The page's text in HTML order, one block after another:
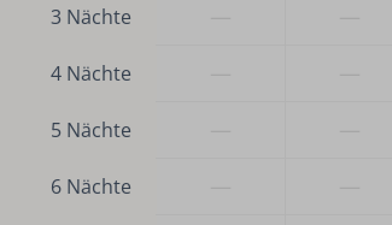
3 Nächte
4 Nächte
5 Nächte
6 Nächte